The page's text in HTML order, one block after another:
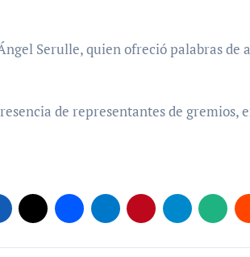
Serulle, quien ofreció palabras de
de representantes de gremios,